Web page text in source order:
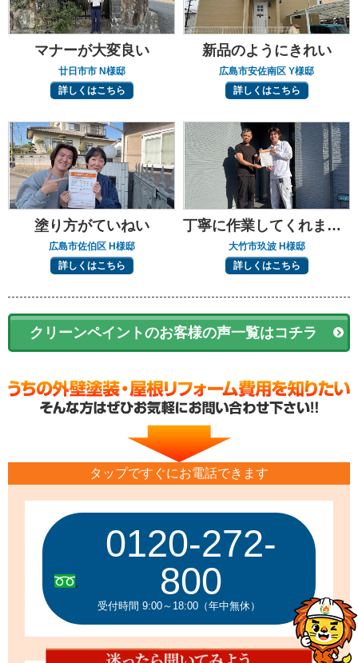
マナーが大変良い
廿日市市 N様邸
詳しくはこちら
新品のようにきれい
広島市安佐南区 Y様邸
詳しくはこちら
塗り方がていねい
広島市佐伯区 H様邸
詳しくはこちら
丁寧に作業してくれました
大竹市玖波 H様邸
詳しくはこちら
クリーンペイントのお客様の声一覧はコチラ
タップですぐにお電話できます
0120-272-
800
受付時間 9:00～18:00（年中無休）